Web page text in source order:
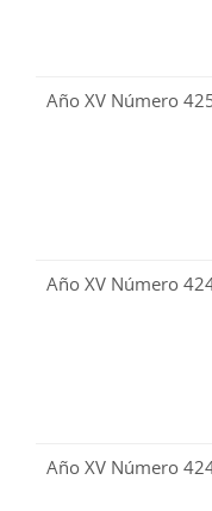
Año XV Número
Año XV Número
Año XV Número